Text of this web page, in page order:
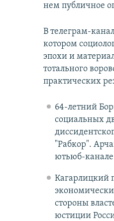
нем публичное
В телеграм-
котором
эпохи и
тотального
практических
64-летний
социальных
"Рабкор".
ютьюб-
Кагарлицкий
стороны
юстиции